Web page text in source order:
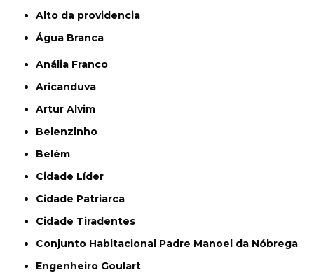
alto da providencia
Água Branca
Anália Franco
Aricanduva
Artur Alvim
Belenzinho
Belém
Cidade Líder
Cidade Patriarca
Cidade Tiradentes
Conjunto Habitacional Padre Manoel da Nóbrega
Engenheiro Goulart